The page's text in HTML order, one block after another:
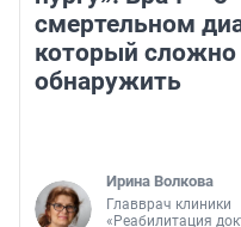
смертельном
который сложно
обнаружить
Ирина Волкова
Главврач клиники
«Реабилитация